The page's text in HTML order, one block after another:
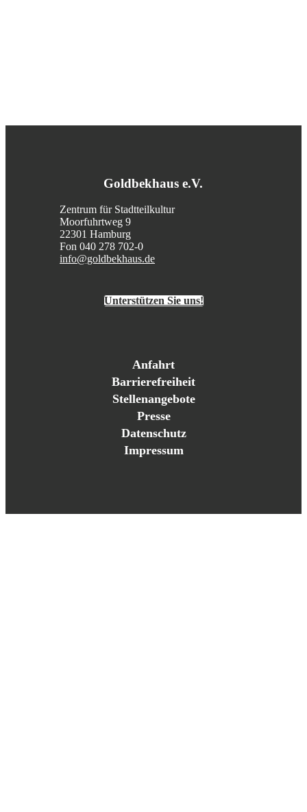
Goldbekhaus e.V.
Zentrum für Stadtteilkultur
Moorfuhrtweg 9
22301 Hamburg
Fon 040 278 702-0
info@goldbekhaus.de
Unterstützen Sie uns!
Anfahrt
Barrierefreiheit
Stellenangebote
Presse
Datenschutz
Impressum